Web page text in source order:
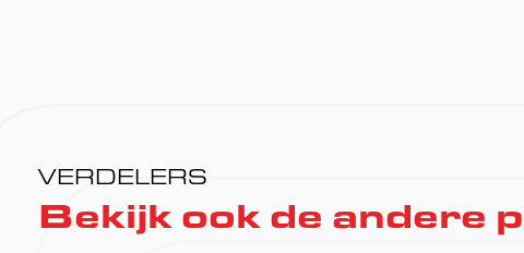
VERDELERS
Bekijk ook de andere